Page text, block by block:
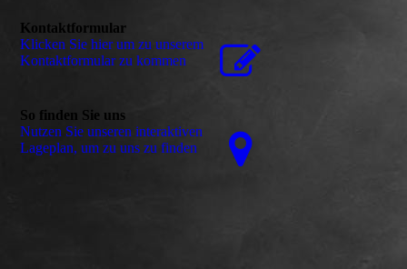
Kontaktformular
Klicken Sie hier um zu unserem
Kon­takt­for­mu­lar zu kommen
So finden Sie uns
Nutzen Sie unseren interaktiven
La­ge­plan, um zu uns zu finden